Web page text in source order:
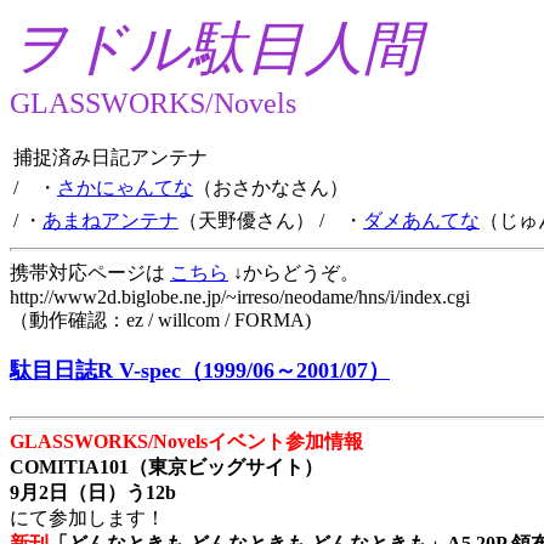
ヲドル駄目人間
GLASSWORKS/Novels
捕捉済み日記アンテナ
/ ・ さかにゃんてな （おさかなさん）
/ ・ あまねアンテナ （天野優さん） / ・ ダメあんてな （じ
携帯対応ページは こちら ↓からどうぞ。
http://www2d.biglobe.ne.jp/~irreso/neodame/hns/i/index.cgi
（動作確認：ez / willcom / FORMA)
駄目日誌R V-spec（1999/06～2001/07）
GLASSWORKS/Novelsイベント参加情報
COMITIA101（東京ビッグサイト）
9月2日（日）う12b
にて参加します！